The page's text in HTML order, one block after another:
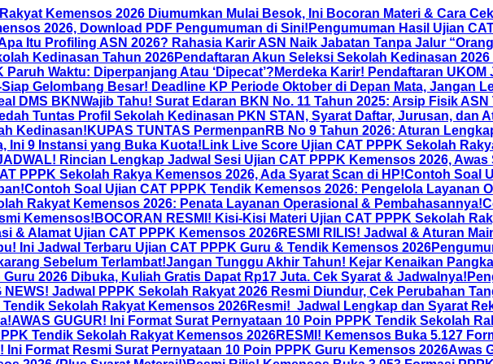
Kemensos 2026 Diumumkan Mulai Besok, Ini Bocoran Materi & Cara
2026, Download PDF Pengumuman di Sini! Pengumuman Hasil Ujian
Itu Profiling ASN 2026? Rahasia Karir ASN Naik Jabatan Tanpa Jalur
Kedinasan Tahun 2026Pendaftaran Akun Seleksi Sekolah Kedinasan
Waktu: Diperpanjang Atau ‘Dipecat’? Merdeka Karir! Pendaftaran
Gelombang Besar! Deadline KP Periode Oktober di Depan Mata, Jangan
DMS BKNWajib Tahu! Surat Edaran BKN No. 11 Tahun 2025: Arsip Fisik
Tuntas Profil Sekolah Kedinasan PKN STAN, Syarat Daftar, Jurusan, dan
Kedinasan! KUPAS TUNTAS PermenpanRB No 9 Tahun 2026: Aturan
Ini 9 Instansi yang Buka Kuota! Link Live Score Ujian CAT PPPK Sekolah
Rincian Lengkap Jadwal Sesi Ujian CAT PPPK Kemensos 2026,
PPPK Sekolah Rakya Kemensos 2026, Ada Syarat Scan di HP!Contoh Soal
Contoh Soal Ujian CAT PPPK Tendik Kemensos 2026: Pengelola Layanan
Rakyat Kemensos 2026: Penata Layanan Operasional & Pembahasannya!
Kemensos! BOCORAN RESMI! Kisi-Kisi Materi Ujian CAT PPPK Sekolah
& Alamat Ujian CAT PPPK Kemensos 2026RESMI RILIS! Jadwal & Aturan
Ini Jadwal Terbaru Ujian CAT PPPK Guru & Tendik Kemensos 2026
Sebelum Terlambat!Jangan Tunggu Akhir Tahun! Kejar Kenaikan
Guru 2026 Dibuka, Kuliah Gratis Dapat Rp17 Juta. Cek Syarat & Jadwalnya!
NEWS! Jadwal PPPK Sekolah Rakyat 2026 Resmi Diundur, Cek Perubahan
Sekolah Rakyat Kemensos 2026Resmi! Jadwal Lengkap dan Syarat
AWAS GUGUR! Ini Format Surat Pernyataan 10 Poin PPPK Tendik Sekolah
Tendik Sekolah Rakyat Kemensos 2026RESMI! Kemensos Buka 5.127
Ini Format Resmi Surat Pernyataan 10 Poin PPPK Guru Kemensos 2026Awas